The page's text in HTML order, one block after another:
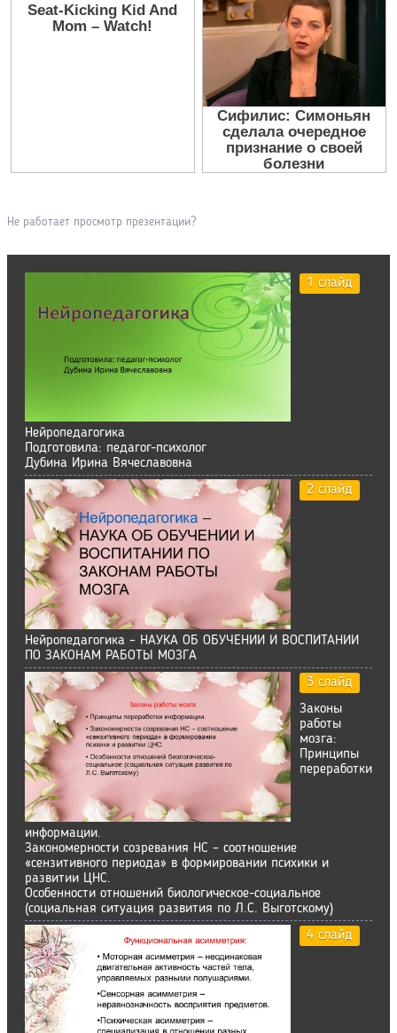
Не работает просмотр презентации?
1 слайд
Нейропедагогика
Подготовила: педагог-психолог
Дубина Ирина Вячеславовна
2 слайд
Нейропедагогика – НАУКА ОБ ОБУЧЕНИИ И ВОСПИТАНИИ
ПО ЗАКОНАМ РАБОТЫ МОЗГА
3 слайд
Законы
работы
мозга:
Принципы
переработки
информации.
Закономерности созревания НС – соотношение
«сензитивного периода» в формировании психики и
развитии ЦНС.
Особенности отношений биологическое-социальное
(социальная ситуация развития по Л.С. Выготскому)
4 слайд